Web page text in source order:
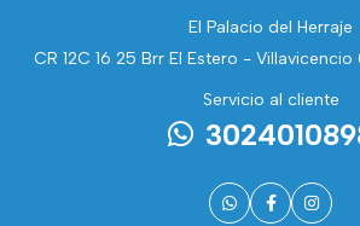
El Palacio del Herraje
CR 12C 16 25 Brr El Estero -
Servicio al cliente